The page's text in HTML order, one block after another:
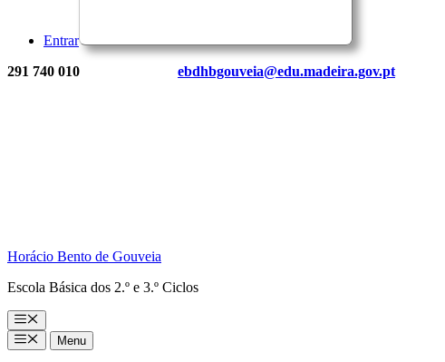
Entrar
291 740 010 ebdhbgouveia@edu.madeira.gov.pt
Horácio Bento de Gouveia
Escola Básica dos 2.º e 3.º Ciclos
Menu
MenuMenu